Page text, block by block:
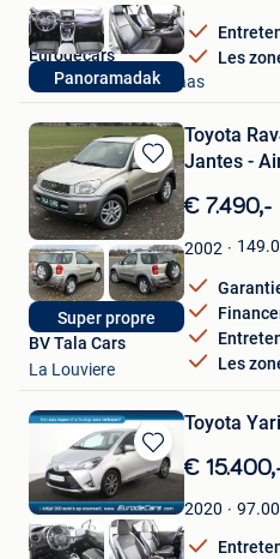
Favoris
Panoramadak
Les
Eurodecars
Mechelen-Aan-De-Maas
Sauvegarder
dans
Mes
Favoris
Super propre
Toyota
Jantes -
€ 7.490,-
2002
Les
BV Tala Cars
La Louviere
Sauvegarder
dans
Mes
Favoris
Toyota
€
2020